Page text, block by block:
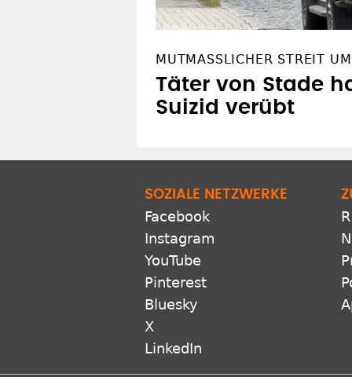
MUTMASSLICHER STREIT UM
Täter von Stade
Suizid verübt
SOZIALE NETZWERKE
Facebook
Instagram
YouTube
Pinterest
Bluesky
X
LinkedIn